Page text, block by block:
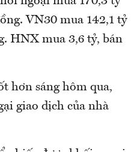
VN30 mua 142,1 tỷ
HNX mua 3,6 tỷ, bán
hơn sáng hôm qua,
giao dịch của nhà